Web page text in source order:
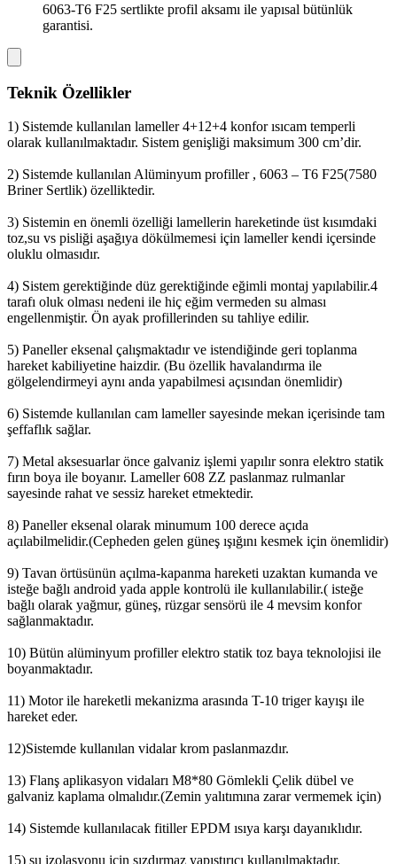
6063-T6 F25 sertlikte profil aksamı ile yapısal bütünlük
garantisi.
Teknik Özellikler
1) Sistemde kullanılan lameller 4+12+4 konfor ısıcam temperli
olarak kullanılmaktadır. Sistem genişliği maksimum 300 cm’dir.
2) Sistemde kullanılan Alüminyum profiller , 6063 – T6 F25(7580
Briner Sertlik) özelliktedir.
3) Sistemin en önemli özelliği lamellerin hareketinde üst kısımdaki
toz,su vs pisliği aşağıya dökülmemesi için lameller kendi içersinde
oluklu olmasıdır.
4) Sistem gerektiğinde düz gerektiğinde eğimli montaj yapılabilir.4
tarafı oluk olması nedeni ile hiç eğim vermeden su alması
engellenmiştir. Ön ayak profillerinden su tahliye edilir.
5) Paneller eksenal çalışmaktadır ve istendiğinde geri toplanma
hareket kabiliyetine haizdir. (Bu özellik havalandırma ile
gölgelendirmeyi aynı anda yapabilmesi açısından önemlidir)
6) Sistemde kullanılan cam lameller sayesinde mekan içerisinde tam
şeffaflık sağlar.
7) Metal aksesuarlar önce galvaniz işlemi yapılır sonra elektro statik
fırın boya ile boyanır. Lameller 608 ZZ paslanmaz rulmanlar
sayesinde rahat ve sessiz hareket etmektedir.
8) Paneller eksenal olarak minumum 100 derece açıda
açılabilmelidir.(Cepheden gelen güneş ışığını kesmek için önemlidir)
9) Tavan örtüsünün açılma-kapanma hareketi uzaktan kumanda ve
isteğe bağlı android yada apple kontrolü ile kullanılabilir.( isteğe
bağlı olarak yağmur, güneş, rüzgar sensörü ile 4 mevsim konfor
sağlanmaktadır.
10) Bütün alüminyum profiller elektro statik toz baya teknolojisi ile
boyanmaktadır.
11) Motor ile hareketli mekanizma arasında T-10 triger kayışı ile
hareket eder.
12)Sistemde kullanılan vidalar krom paslanmazdır.
13) Flanş aplikasyon vidaları M8*80 Gömlekli Çelik dübel ve
galvaniz kaplama olmalıdır.(Zemin yalıtımına zarar vermemek için)
14) Sistemde kullanılacak fitiller EPDM ısıya karşı dayanıklıdır.
15) su izolasyonu için sızdırmaz yapıştırıcı kullanılmaktadır.